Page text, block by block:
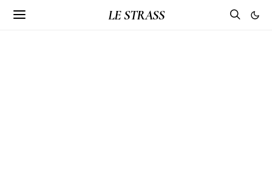
LE STRASS